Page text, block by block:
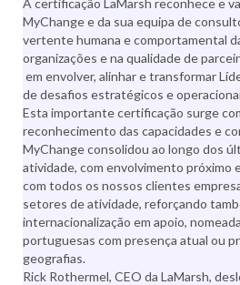
A certificação LaMarsh reconhece e
MyChange e da sua equipa de
vertente humana e comportamental
organizações e na qualidade de
em envolver, alinhar e transformar
de desafios estratégicos e
Esta importante certificação surge
reconhecimento das capacidades e
MyChange consolidou ao longo dos
atividade, com envolvimento próximo
com todos os nossos clientes
setores de atividade, reforçando
internacionalização em apoio,
portuguesas com presença atual ou
geografias.
Rick Rothermel, CEO da LaMarsh,